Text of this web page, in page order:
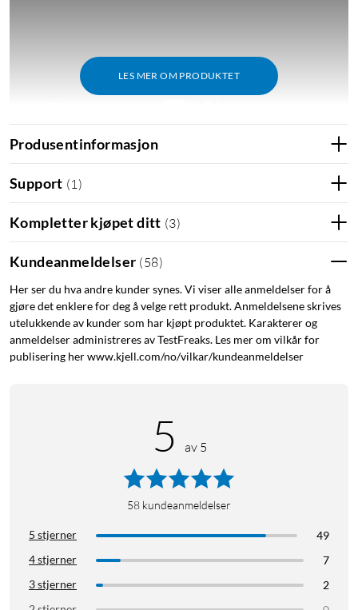
LES MER OM PRODUKTET
Funksjoner
2 Pro back paddle-knapper
Støtte for makroer
Bevegelseskontroll
Bluetooth 5 og 2,4 GHz
USB-C-tilkobling
Ultimate Software
gjøre hva. Juster følsomheten i styrespakene og styrken i
vibrasjonen. Med makroer kan du også lage avanserte
kommandoer som kan utføres med bare et knappetrykk. Ved
hjelp av den dedikerte knappen for å bytte spilleprofil kan du
tilpasse kontrollerens funksjoner for flere ulike spill parallelt.
Kompatibilitet Windows: 10 og nyere
Produsentinformasjon
Support (1 )
Kompletter kjøpet ditt (3)
Kundeanmeldelser (58)
Her ser du hva andre kunder synes. Vi viser alle anmeldelser for å
gjøre det enklere for deg å velge rett produkt. Anmeldelsene skrives
utelukkende av kunder som har kjøpt produktet. Karakterer og
anmeldelser administreres av TestFreaks. Les mer om vilkår for
publisering her www.kjell.com/no/vilkar/kundeanmeldelser
5 av 5
58 kundeanmeldelser
5 stjerner
49
4 stjerner
7
3 stjerner
2